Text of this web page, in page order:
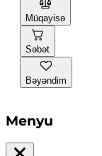
Müqayisə
Səbət
Bəyəndim
Menyu